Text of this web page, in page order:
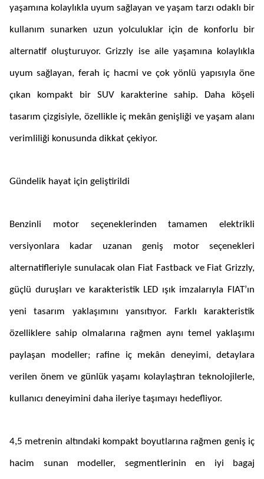
yaşamına kolaylıkla uyum sağlayan ve yaşam tarzı odaklı bir
kullanım sunarken uzun yolculuklar için de konforlu bir
alternatif oluşturuyor. Grizzly ise aile yaşamına kolaylıkla
uyum sağlayan, ferah iç hacmi ve çok yönlü yapısıyla öne
çıkan kompakt bir SUV karakterine sahip. Daha köşeli
tasarım çizgisiyle, özellikle iç mekân genişliği ve yaşam alanı
verimliliği konusunda dikkat çekiyor.
Gündelik hayat için geliştirildi
Benzinli motor seçeneklerinden tamamen elektrikli
versiyonlara kadar uzanan geniş motor seçenekleri
alternatifleriyle sunulacak olan Fiat Fastback ve Fiat Grizzly,
güçlü duruşları ve karakteristik LED ışık imzalarıyla FIAT’ın
yeni tasarım yaklaşımını yansıtıyor. Farklı karakteristik
özelliklere sahip olmalarına rağmen aynı temel yaklaşımı
paylaşan modeller; rafine iç mekân deneyimi, detaylara
verilen önem ve günlük yaşamı kolaylaştıran teknolojilerle,
kullanıcı deneyimini daha ileriye taşımayı hedefliyor.
4,5 metrenin altındaki kompakt boyutlarına rağmen geniş iç
hacim sunan modeller, segmentlerinin en iyi bagaj